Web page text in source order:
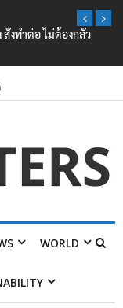
งทำต่อ ไม่ต้องกลัว
WORLD